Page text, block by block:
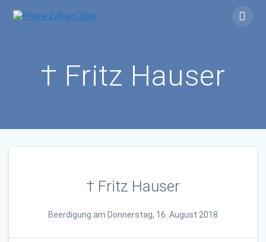
† Fritz Hauser
† Fritz Hauser
Beerdigung am Donnerstag, 16. August 2018